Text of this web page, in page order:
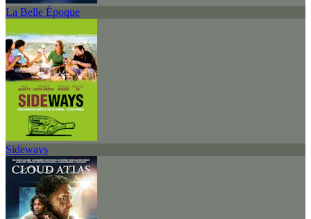
La Belle Époque
Sideways